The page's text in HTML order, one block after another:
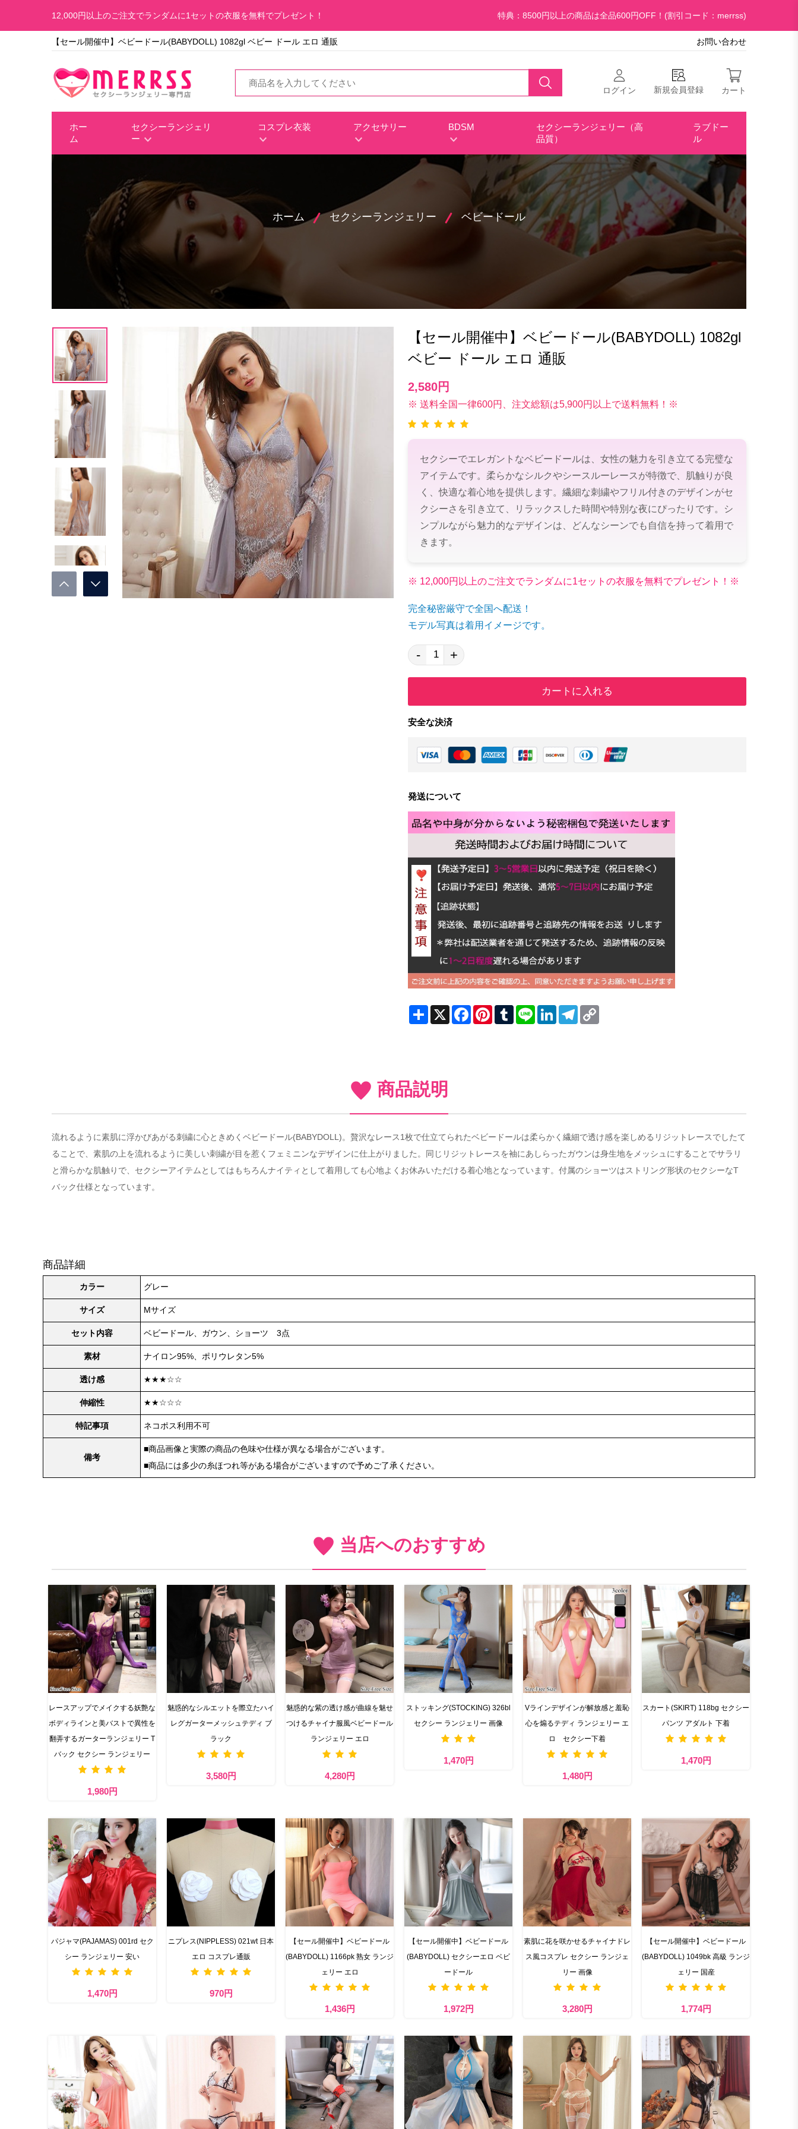
12,000円以上のご注文でランダムに1セットの衣服を無料でプレゼント！ 特典：8500円以上の商品は全品600円OFF！(割引コード：merrss)
【セール開催中】ベビードール(BABYDOLL) 1082gl ベビー ドール エロ 通販 お問い合わせ
ログイン 新規会員登録 カート
ホー
ム
セクシーランジェリ
ー
コスプレ衣装 アクセサリー BDSM
セクシーランジェリー（高
品質）
ラブドー
ル
ホーム セクシーランジェリー ベビードール
【セール開催中】ベビードール(BABYDOLL) 1082gl
ベビー ドール エロ 通販
2,580円
※ 送料全国一律600円、注文総額は5,900円以上で送料無料！※
セクシーでエレガントなベビードールは、女性の魅力を引き立てる完璧な
アイテムです。柔らかなシルクやシースルーレースが特徴で、肌触りが良
く、快適な着心地を提供します。繊細な刺繍やフリル付きのデザインがセ
クシーさを引き立て、リラックスした時間や特別な夜にぴったりです。シ
ンプルながら魅力的なデザインは、どんなシーンでも自信を持って着用で
きます。
※ 12,000円以上のご注文でランダムに1セットの衣服を無料でプレゼント！※
完全秘密厳守で全国へ配送！
モデル写真は着用イメージです。
- +
カートに入れる
安全な決済
発送について
ShareX FacebookPinterestTumblrLine LinkedInTelegram
商品説明
流れるように素肌に浮かびあがる刺繍に心ときめくベビードール(BABYDOLL)。贅沢なレース1枚で仕立てられたベビードールは柔らかく繊細で透け感を楽しめるリジットレースでしたて
ることで、素肌の上を流れるように美しい刺繍が目を惹くフェミニンなデザインに仕上がりました。同じリジットレースを袖にあしらったガウンは身生地をメッシュにすることでサラリ
と滑らかな肌触りで、セクシーアイテムとしてはもちろんナイティとして着用しても心地よくお休みいただける着心地となっています。付属のショーツはストリング形状のセクシーなT
バック仕様となっています。
商品詳細
カラー グレー
サイズ Mサイズ
セット内容 ベビードール、ガウン、ショーツ 3点
素材 ナイロン95%、ポリウレタン5%
透け感 ★★★☆☆
伸縮性 ★★☆☆☆
特記事項 ネコポス利用不可
備考
■商品画像と実際の商品の色味や仕様が異なる場合がございます。
■商品には多少の糸ほつれ等がある場合がございますので予めご了承ください。
当店へのおすすめ
レースアップでメイクする妖艶な
ボディラインと美バストで異性を
翻弄するガーターランジェリー T
バック セクシー ランジェリー
1,980円
魅惑的なシルエットを際立たハイ
レグガーターメッシュテディ ブ
ラック
3,580円
魅惑的な紫の透け感が曲線を魅せ
つけるチャイナ服風ベビードール
ランジェリー エロ
4,280円
ストッキング(STOCKING) 326bl
セクシー ランジェリー 画像
1,470円
Vラインデザインが解放感と羞恥
心を煽るテディ ランジェリー エ
ロ セクシー下着
1,480円
スカート(SKIRT) 118bg セクシー
パンツ アダルト 下着
1,470円
パジャマ(PAJAMAS) 001rd セク
シー ランジェリー 安い
1,470円
ニプレス(NIPPLESS) 021wt 日本
エロ コスプレ通販
970円
【セール開催中】ベビードール
(BABYDOLL) 1166pk 熟女 ランジ
ェリー エロ
1,436円
【セール開催中】ベビードール
(BABYDOLL) セクシーエロ ベビ
ードール
1,972円
素肌に花を咲かせるチャイナドレ
ス風コスプレ セクシー ランジェ
リー 画像
3,280円
【セール開催中】ベビードール
(BABYDOLL) 1049bk 高級 ランジ
ェリー 国産
1,774円